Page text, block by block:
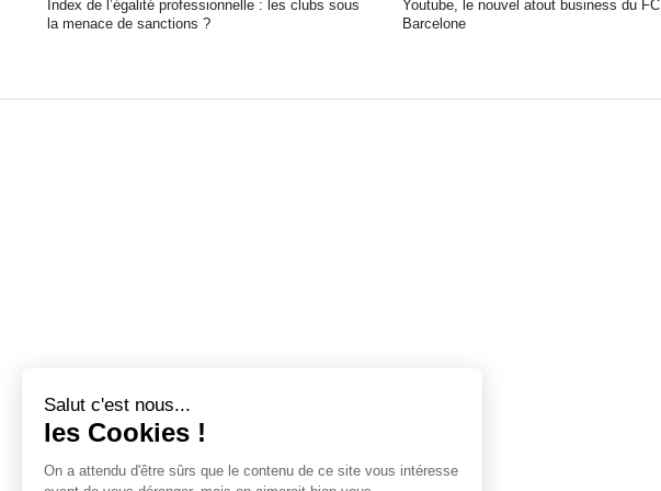
Index de l’égalité professionnelle : les clubs sous
la menace de sanctions ?
Youtube, le nouvel atout business du FC
Barcelone